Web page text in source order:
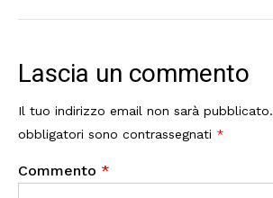
Lascia un commento
Il tuo indirizzo email non sarà pubblicato.
obbligatori sono contrassegnati *
Commento *